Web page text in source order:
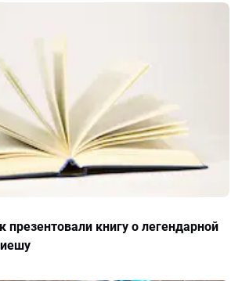
презентовали книгу о легендарной